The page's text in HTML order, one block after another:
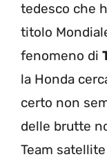
tedesco che
titolo
fenomeno di
la Honda
certo non
delle brutte
Team